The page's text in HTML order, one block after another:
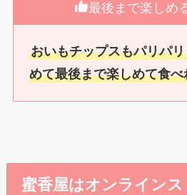
最後まで楽しめ
おいもチップスもパリパ
めて最後まで楽しめて食
蜜香屋はオンライン